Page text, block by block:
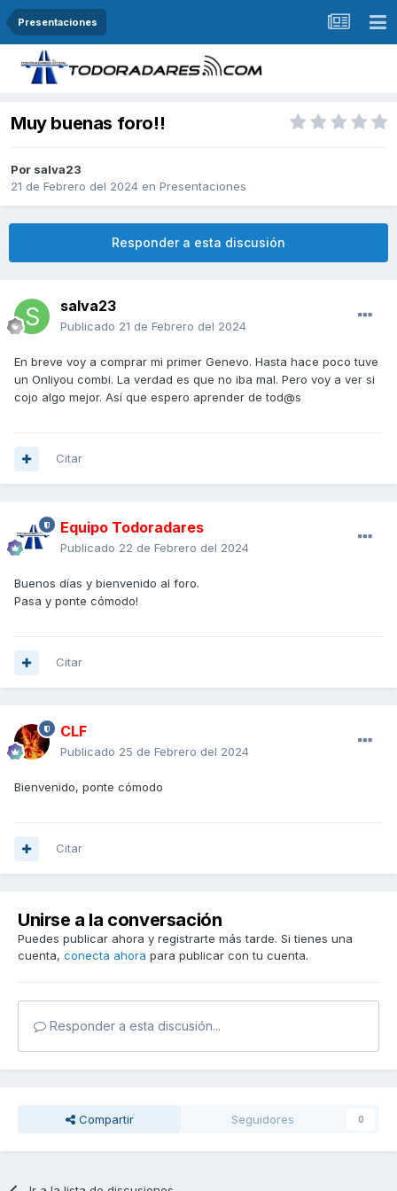
Presentaciones
Muy buenas foro!!
Por salva23
21 de Febrero del 2024 en Presentaciones
Responder a esta discusión
salva23
Publicado 21 de Febrero del 2024
En breve voy a comprar mi primer Genevo. Hasta hace poco tuve
un Onliyou combi. La verdad es que no iba mal. Pero voy a ver si
cojo algo mejor. Así que espero aprender de tod@s
Citar
Equipo Todoradares
Publicado 22 de Febrero del 2024
Buenos días y bienvenido al foro.
Pasa y ponte cómodo!
Citar
CLF
Publicado 25 de Febrero del 2024
Bienvenido, ponte cómodo
Citar
Unirse a la conversación
Puedes publicar ahora y registrarte más tarde. Si tienes una
cuenta, conecta ahora para publicar con tu cuenta.
Responder a esta discusión...
Compartir Seguidores 0